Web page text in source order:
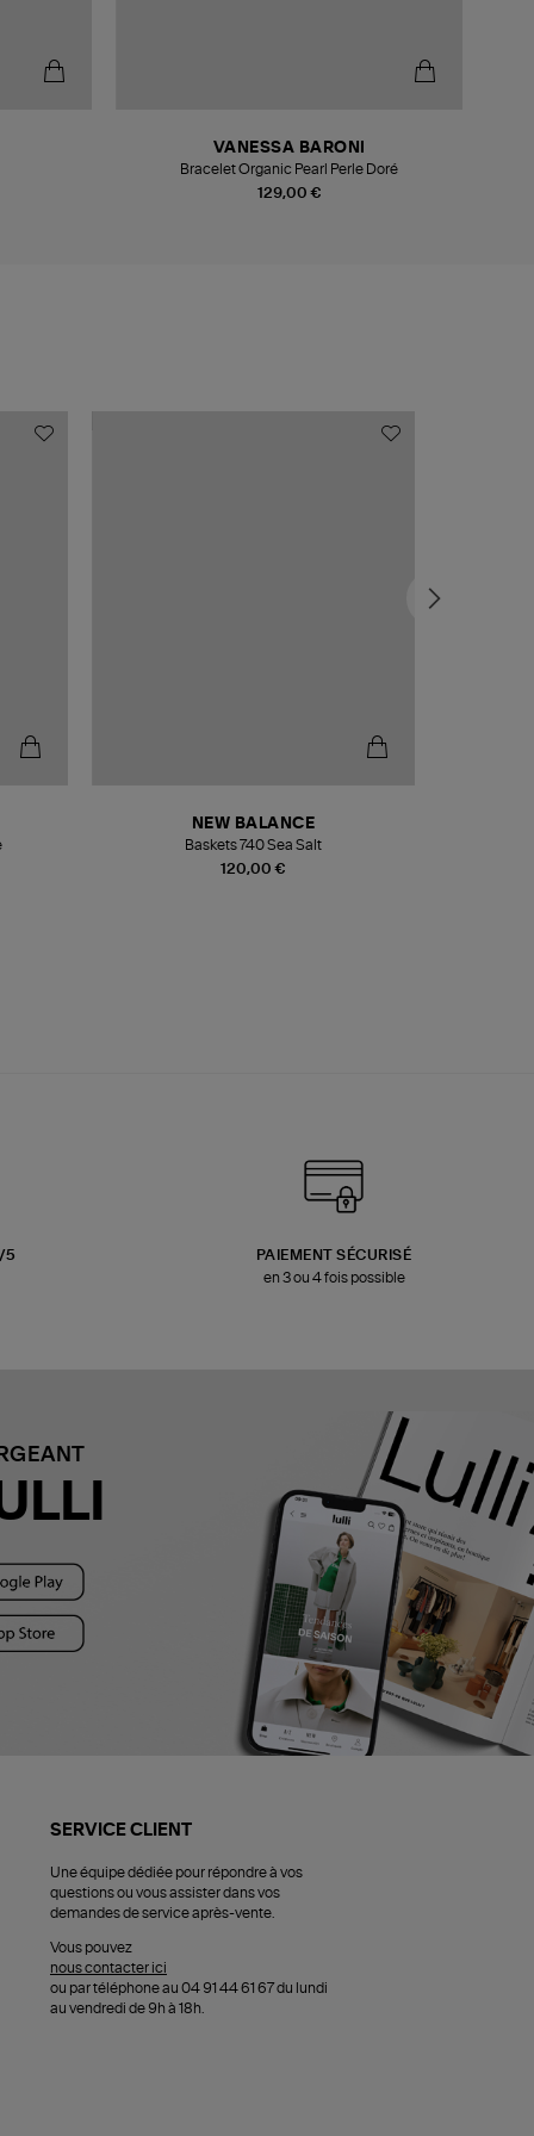
129,00 €
VANESSA BARONI
Bracelet Organic Pearl Perle Doré
120,00 €
NEW BALANCE
Baskets 740 Sea Salt
5
PAIEMENT SÉCURISÉ
en 3 ou 4 fois possible
SERVICE CLIENT
Une équipe dédiée pour répondre à vos
questions ou vous assister dans vos
demandes de service après-vente.
Vous pouvez
nous contacter ici
ou par téléphone au 04 91 44 61 67 du lundi
au vendredi de 9h à 18h.